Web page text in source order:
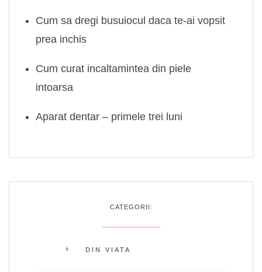
Cum sa dregi busuiocul daca te-ai vopsit
prea inchis
Cum curat incaltamintea din piele
intoarsa
Aparat dentar – primele trei luni
CATEGORII:
DIN VIATA